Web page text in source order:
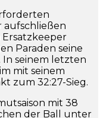
aufschließen
Paraden seine
seinem letzten
mit seinem
zum 32:27-Sieg.
mit 38
der Ball unter